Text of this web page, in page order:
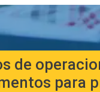
de
para